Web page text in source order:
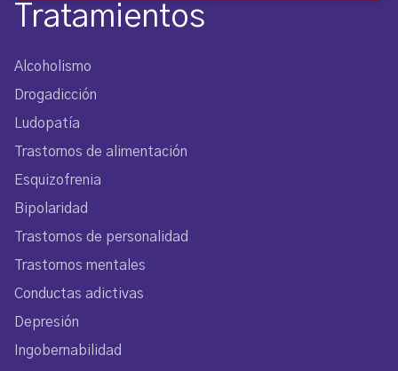
Tratamientos
Alcoholismo
Drogadicción
Ludopatía
Trastornos de alimentación
Esquizofrenia
Bipolaridad
Trastornos de personalidad
Trastornos mentales
Conductas adictivas
Depresión
Ingobernabilidad